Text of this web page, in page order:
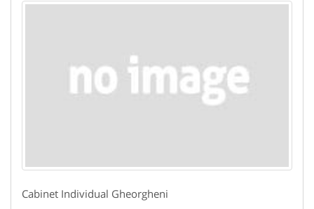
Cabinet Individual Gheorgheni